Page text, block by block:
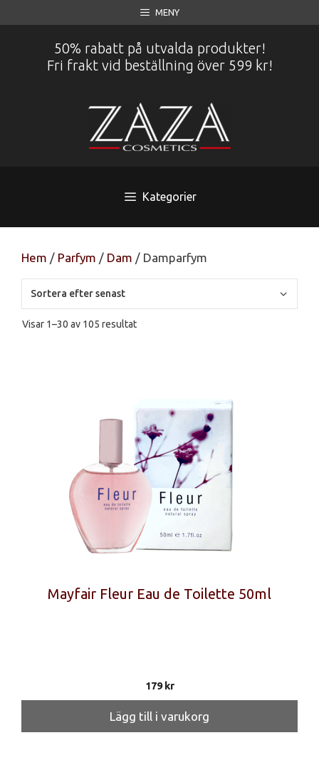
till
MENY
50% rabatt på utvalda produkter!
Fri frakt vid beställning över 599 kr!
Kategorier
Hem / Parfym / Dam / Damparfym
Visar 1–30 av 105 resultatSortera
Mayfair Fleur Eau de Toilette 50ml
179kr
Lägg till i varukorg